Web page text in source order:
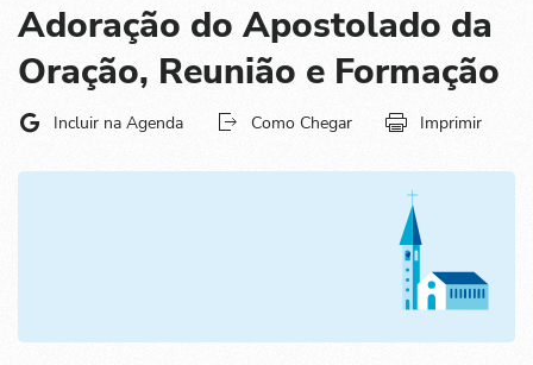
Adoração do Apostolado da
Oração, Reunião e Formação
Incluir na Agenda Como Chegar Imprimir